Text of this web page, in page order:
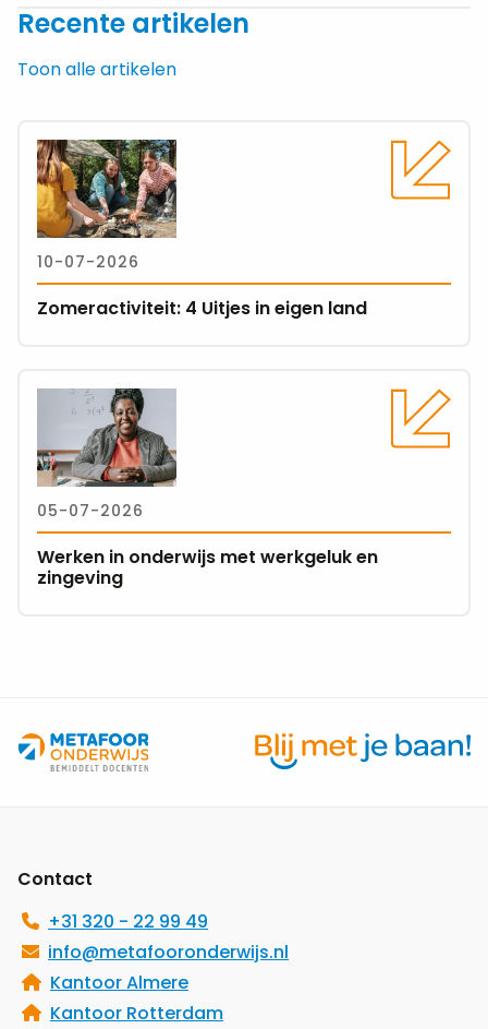
Messenger
Recente artikelen
Toon alle artikelen
10-07-2026
Zomeractiviteit: 4 Uitjes in eigen land
Lees
meer
over
Zomeractiviteit:
Uitjes
eigen
05-07-2026
Werken in onderwijs met werkgeluk en
zingeving
Lees
Werken
onderwijs
met
werkgeluk
en
Contact
+31 320 - 22 99 49
info@metafooronderwijs.nl
Kantoor Almere
Kantoor Rotterdam